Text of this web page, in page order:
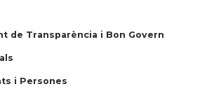
de Transparència i Bon Govern
i Persones